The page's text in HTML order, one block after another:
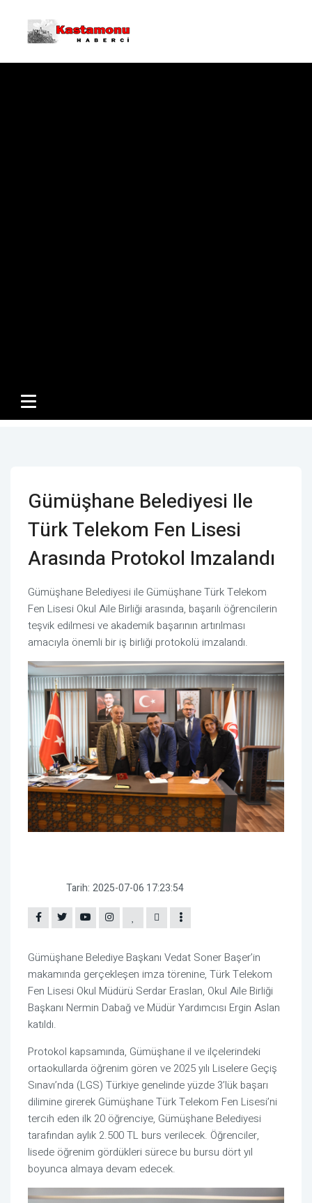
Gümüşhane Belediyesi Ile
Türk Telekom Fen Lisesi
Arasında Protokol Imzalandı
Gümüşhane Belediyesi ile Gümüşhane Türk Telekom
Fen Lisesi Okul Aile Birliği arasında, başarılı öğrencilerin
teşvik edilmesi ve akademik başarının artırılması
amacıyla önemli bir iş birliği protokolü imzalandı.
Tarih: 2025-07-06 17:23:54
Gümüşhane Belediye Başkanı Vedat Soner Başer’in
makamında gerçekleşen imza törenine, Türk Telekom
Fen Lisesi Okul Müdürü Serdar Eraslan, Okul Aile Birliği
Başkanı Nermin Dabağ ve Müdür Yardımcısı Ergin Aslan
katıldı.
Protokol kapsamında, Gümüşhane il ve ilçelerindeki
ortaokullarda öğrenim gören ve 2025 yılı Liselere Geçiş
Sınavı’nda (LGS) Türkiye genelinde yüzde 3’lük başarı
dilimine girerek Gümüşhane Türk Telekom Fen Lisesi’ni
tercih eden ilk 20 öğrenciye, Gümüşhane Belediyesi
tarafından aylık 2.500 TL burs verilecek. Öğrenciler,
lisede öğrenim gördükleri sürece bu bursu dört yıl
boyunca almaya devam edecek.